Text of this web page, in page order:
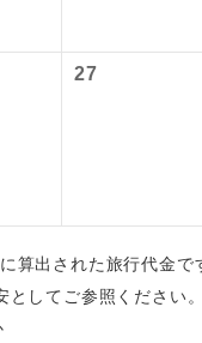
27
出された旅行代金で
してご参照ください
全食事付き